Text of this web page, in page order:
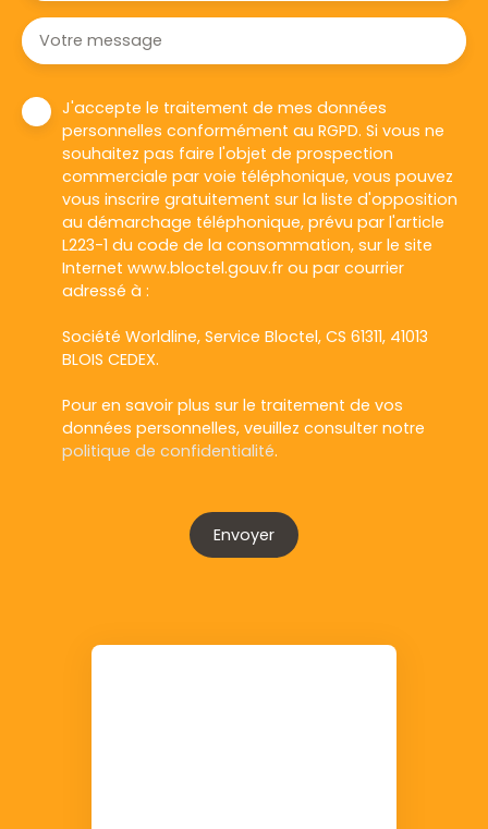
Votre message
J'accepte le traitement de mes données
personnelles conformément au RGPD. Si vous ne
souhaitez pas faire l'objet de prospection
commerciale par voie téléphonique, vous pouvez
vous inscrire gratuitement sur la liste d'opposition
au démarchage téléphonique, prévu par l'article
L223-1 du code de la consommation, sur le site
Internet www.bloctel.gouv.fr ou par courrier
adressé à :
Société Worldline, Service Bloctel, CS 61311, 41013
BLOIS CEDEX.
Pour en savoir plus sur le traitement de vos
données personnelles, veuillez consulter notre
politique de confidentialité.
Envoyer